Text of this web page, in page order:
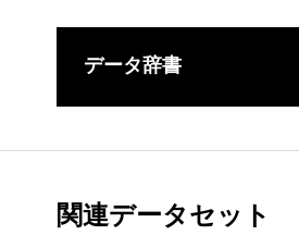
データ辞書
関連データセット